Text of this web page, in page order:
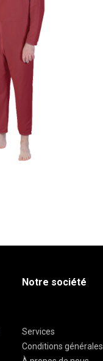
Notre société
Services
Conditions générales